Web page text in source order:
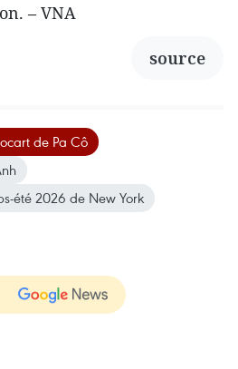
– VNA
source
de Pa Cô
été 2026 de New York